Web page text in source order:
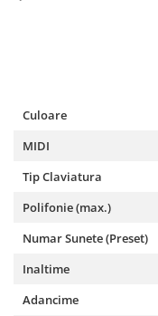
Culoare
MIDI
Tip Claviatura
Polifonie (max.)
Numar Sunete (Preset)
Inaltime
Adancime